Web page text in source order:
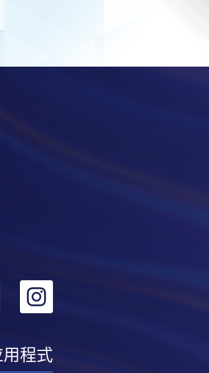
转
linkedin
转
instagram
用程式